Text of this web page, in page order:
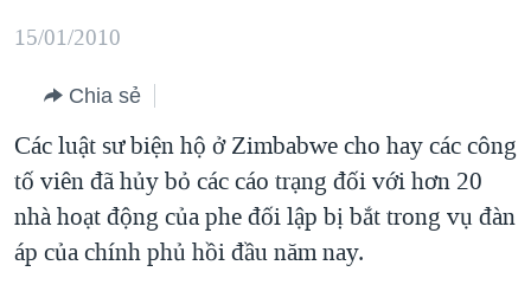
dung
chính
điều
hướng
chính
Đi
BIỂN ĐÔNG
BLOG
DIỄN ĐÀN
MỤC
TỰ DO BÁO CHÍ
CHUYÊN ĐỀ
15/01/2010
Chia sẻ
Các luật sư biện hộ ở Zimbabwe cho hay các công
tố viên đã hủy bỏ các cáo trạng đối với hơn 20
nhà hoạt động của phe đối lập bị bắt trong vụ đàn
áp của chính phủ hồi đầu năm nay.